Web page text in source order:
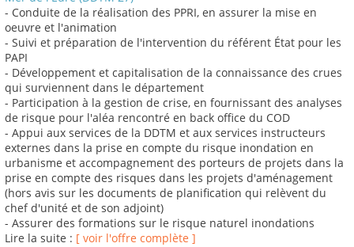
- Conduite de la réalisation des PPRI, en assurer la mise en
oeuvre et l'animation
- Suivi et préparation de l'intervention du référent État pour les
PAPI
- Développement et capitalisation de la connaissance des crues
qui surviennent dans le département
- Participation à la gestion de crise, en fournissant des analyses
de risque pour l'aléa rencontré en back office du COD
- Appui aux services de la DDTM et aux services instructeurs
externes dans la prise en compte du risque inondation en
urbanisme et accompagnement des porteurs de projets dans la
prise en compte des risques dans les projets d'aménagement
(hors avis sur les documents de planification qui relèvent du
chef d'unité et de son adjoint)
- Assurer des formations sur le risque naturel inondations
Lire la suite : [ voir l'offre complète ]